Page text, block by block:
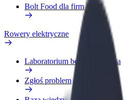
Bolt Food dla firm
Rowery elektryczne
Laboratorium bezpieczeństwa
Zgłoś problem